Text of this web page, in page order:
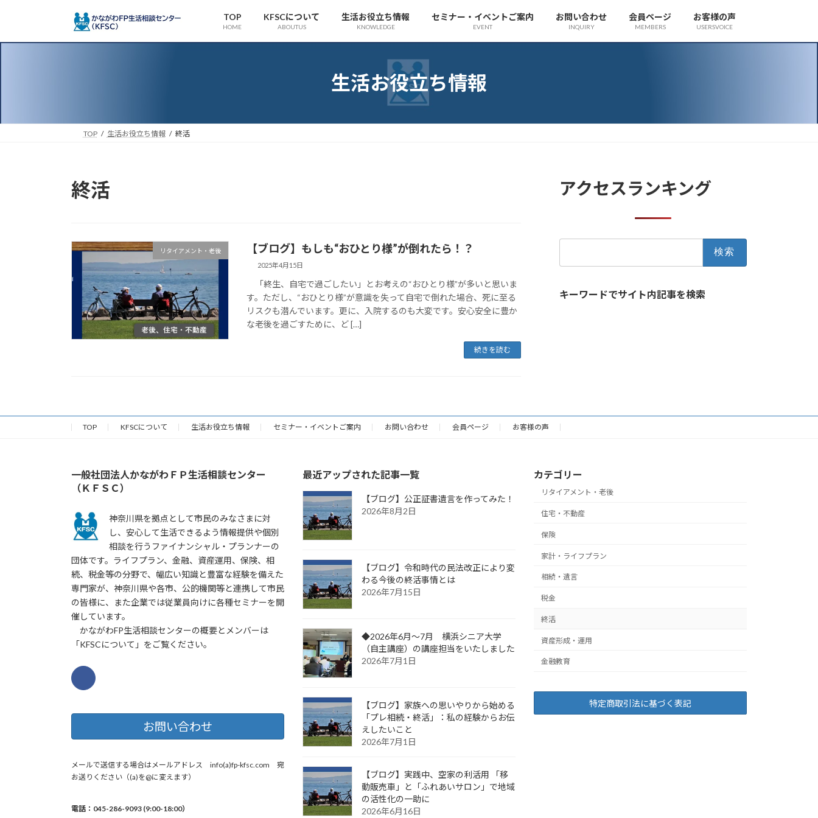
ッ
移
TOP
HOME
KFSCについて
ABOUTUS
生活お役立ち情報
KNOWLEDGE
セミナー・イベントご案内
EVENT
お問い合わせ
INQUIRY
会員ページ
MEMBERS
お客様の声
USERSVOICE
生活お役立ち情報
TOP 生活お役立ち情報 終活
終活
リタイアメント・老後 【ブログ】もしも“おひとり様”が倒れたら！？
2025年4月15日
「終生、自宅で過ごしたい」とお考えの“おひとり様”が多いと思いま
す。ただし、“おひとり様”が意識を失って自宅で倒れた場合、死に至る
リスクも潜んでいます。更に、入院するのも大変です。安心安全に豊か
な老後を過ごすために、ど […]
続きを読む
アクセスランキング
キーワードでサイト内記事を検索
TOP KFSCについて 生活お役立ち情報 セミナー・イベントご案内 お問い合わせ 会員ページ お客様の声
一般社団法人かながわＦＰ生活相談センター
（ＫＦＳＣ）
神奈川県を拠点として市民のみなさまに対
し、安心して生活できるよう情報提供や個別
相談を行うファイナンシャル・プランナーの
団体です。ライフプラン、金融、資産運用、保険、相
続、税金等の分野で、幅広い知識と豊富な経験を備えた
専門家が、神奈川県や各市、公的機関等と連携して市民
の皆様に、また企業では従業員向けに各種セミナーを開
催しています。
かながわFP生活相談センターの概要とメンバーは
「KFSCについて」をご覧ください。
お問い合わせ
メールで送信する場合はメールアドレス info(a)fp-kfsc.com 宛
お送りください（(a)を@に変えます）
電話：045-286-9093 (9:00-18:00）
最近アップされた記事一覧
【ブログ】公正証書遺言を作ってみた！
2026年8月2日
【ブログ】令和時代の民法改正により変
わる今後の終活事情とは
2026年7月15日
◆2026年6月～7月 横浜シニア大学
（自主講座）の講座担当をいたしました
2026年7月1日
【ブログ】家族への思いやりから始める
「プレ相続・終活」：私の経験からお伝
えしたいこと
2026年7月1日
【ブログ】実践中、空家の利活用 「移
動販売車」と「ふれあいサロン」で地域
の活性化の一助に
2026年6月16日
カテゴリー
リタイアメント・老後
住宅・不動産
保険
家計・ライフプラン
相続・遺言
税金
終活
資産形成・運用
金融教育
特定商取引法に基づく表記